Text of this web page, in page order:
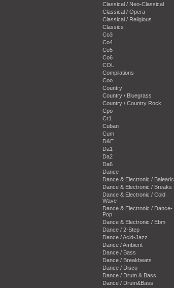
Classical / Neo-Classical
Classical / Opera
Classical / Religious
Classics
Co3
Co4
Co5
Co6
COL
Compilations
Coo
Country
Country / Bluegrass
Country / Country Rock
Cpo
Cr1
Cuban
Cum
D&E
Da1
Da2
Da6
Dance
Dance & Electronic / Balearic
Dance & Electronic / Breaks
Dance & Electronic / Cold
Wave
Dance & Electronic / Dance-
Pop
Dance & Electronic / Ebm
Dance / 2-Step
Dance / Acid-Jazz
Dance / Ambient
Dance / Bass
Dance / Breakbeats
Dance / Disco
Dance / Drum & Bass
Dance / Drum&Bass